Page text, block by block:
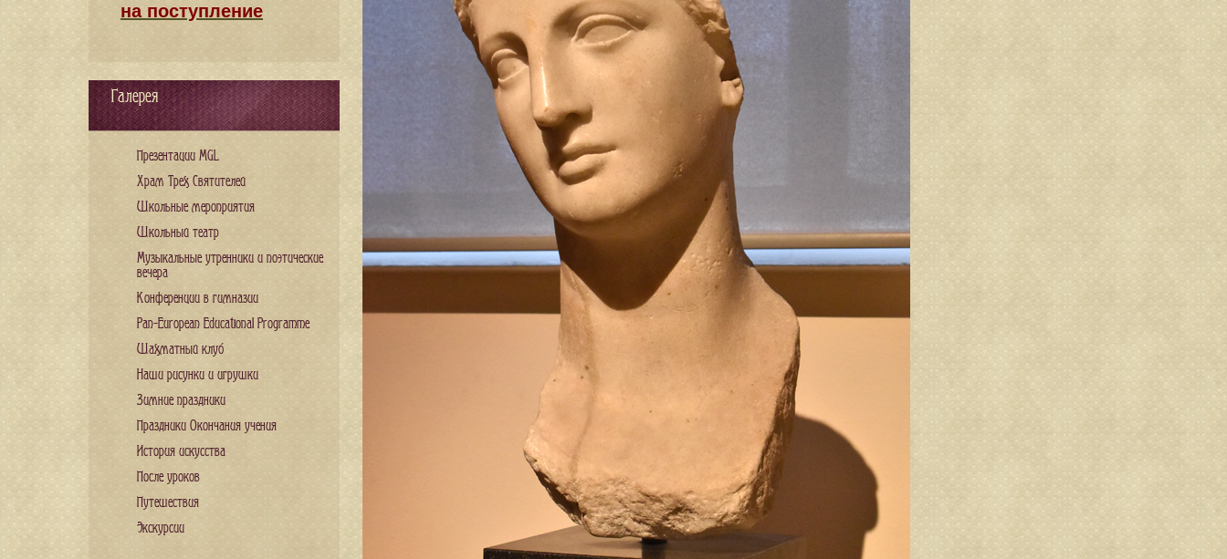
на поступление
Галерея
Презентации MGL
Храм Трех Святителей
Школьные мероприятия
Школьный театр
Музыкальные утренники и поэтические
вечера
Конференции в гимназии
Pan-European Educational Programme
Шахматный клуб
Наши рисунки и игрушки
Зимние праздники
Праздники Окончания учения
История искусства
После уроков
Путешествия
Экскурсии